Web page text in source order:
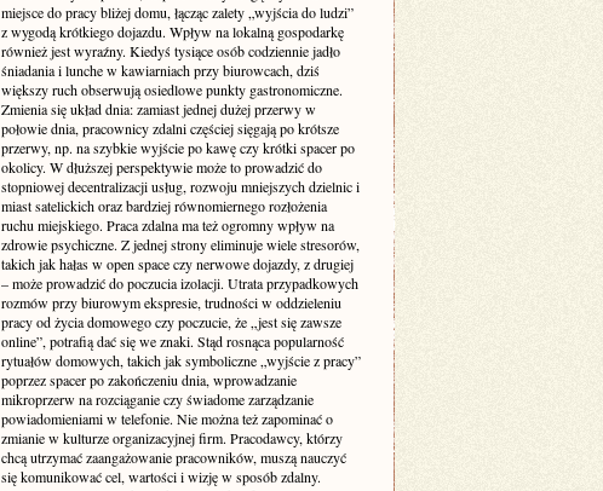
miejsce do pracy bliżej domu, łącząc zalety „wyjścia do ludzi”
z wygodą krótkiego dojazdu. Wpływ na lokalną gospodarkę
również jest wyraźny. Kiedyś tysiące osób codziennie jadło
śniadania i lunche w kawiarniach przy biurowcach, dziś
większy ruch obserwują osiedlowe punkty gastronomiczne.
Zmienia się układ dnia: zamiast jednej dużej przerwy w
połowie dnia, pracownicy zdalni częściej sięgają po krótsze
przerwy, np. na szybkie wyjście po kawę czy krótki spacer po
okolicy. W dłuższej perspektywie może to prowadzić do
stopniowej decentralizacji usług, rozwoju mniejszych dzielnic i
miast satelickich oraz bardziej równomiernego rozłożenia
ruchu miejskiego. Praca zdalna ma też ogromny wpływ na
zdrowie psychiczne. Z jednej strony eliminuje wiele stresorów,
takich jak hałas w open space czy nerwowe dojazdy, z drugiej
– może prowadzić do poczucia izolacji. Utrata przypadkowych
rozmów przy biurowym ekspresie, trudności w oddzieleniu
pracy od życia domowego czy poczucie, że „jest się zawsze
online”, potrafią dać się we znaki. Stąd rosnąca popularność
rytuałów domowych, takich jak symboliczne „wyjście z pracy”
poprzez spacer po zakończeniu dnia, wprowadzanie
mikroprzerw na rozciąganie czy świadome zarządzanie
powiadomieniami w telefonie. Nie można też zapominać o
zmianie w kulturze organizacyjnej firm. Pracodawcy, którzy
chcą utrzymać zaangażowanie pracowników, muszą nauczyć
się komunikować cel, wartości i wizję w sposób zdalny.